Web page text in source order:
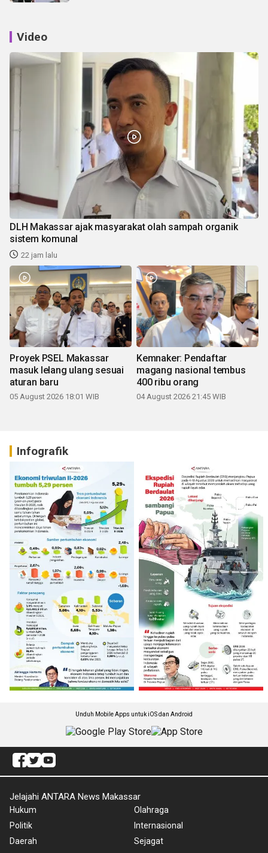
Video
DLH Makassar ajak masyarakat olah sampah organik
sistem komunal
22 jam lalu
Proyek PSEL Makassar
masuk lelang ulang sesuai
aturan baru
05 August 2026 18:01 WIB
Kemnaker: Pendaftar
magang nasional tembus
400 ribu orang
04 August 2026 21:45 WIB
Infografik
Unduh Mobile Apps untuk iOS dan Android
Jelajahi ANTARA News Makassar
Hukum
Politik
Daerah
Olahraga
Internasional
Sejagat